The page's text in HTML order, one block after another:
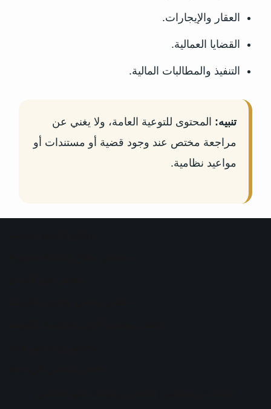
العقار والإيجارات.
القضايا العمالية.
التنفيذ والمطالبات المالية.
تنبيه: المحتوى للتوعية العامة، ولا يغني عن
مراجعة مختص عند وجود قضية أو مستندات أو
مواعيد نظامية.